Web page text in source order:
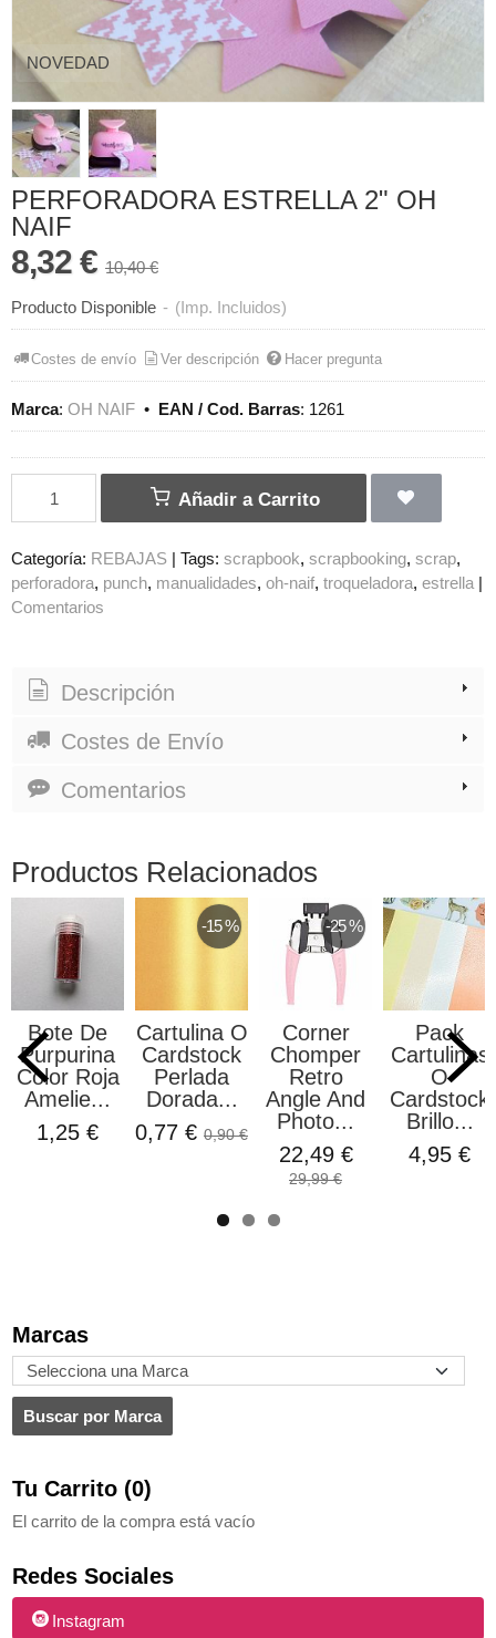
Marcas
Tu Carrito (0)
El carrito de la compra está vacío
Redes Sociales
Instagram
NOVEDAD
PERFORADORA ESTRELLA 2" OH
NAIF
8,32 € 10,40 €
Producto Disponible - (Imp. Incluidos)
Costes de envío Ver descripción Hacer pregunta
Marca: OH NAIF • EAN / Cod. Barras: 1261
Añadir a Carrito
Categoría: REBAJAS | Tags: scrapbook scrapbooking scrap
perforadora punch manualidades oh-naif troqueladora estrella |
Comentarios
Descripción
Costes de Envío
Comentarios
Productos Relacionados
Bote De
Purpurina
Color Roja
Amelie...
1,25 €
-15 %
Cartulina O
Cardstock
Perlada
Dorada...
0,77 € 0,90 €
-25 %
Corner
Chomper
Retro
Angle And
Photo...
22,49 €
29,99 €
Pack
Cartulinas
O
Cardstock
Brillo...
4,95 €